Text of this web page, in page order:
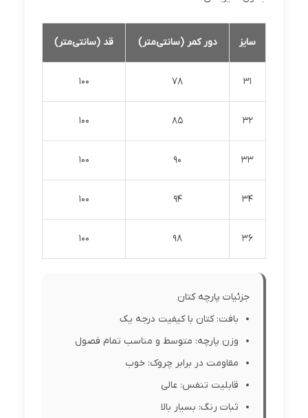
سایز دور کمر (سانتی‌متر) قد (سانتی‌متر)
31
78
100
32
85
100
33
90
100
34
94
100
36
98
100
جزئیات پارچه کتان
بافت: کتان با کیفیت درجه یک
وزن پارچه: متوسط و مناسب تمام فصول
مقاومت در برابر چروک: خوب
قابلیت تنفس: عالی
ثبات رنگ: بسیار بالا